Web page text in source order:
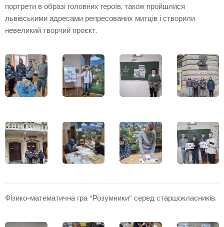
портрети в образі головних героїв, також пройшлися
львівськими адресами репресованих митців і створили
невеликий творчий проєкт.
Фізико-математична гра "Розумники" серед старшокласників.